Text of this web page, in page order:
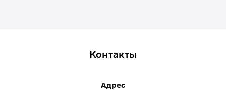
Контакты
Адрес